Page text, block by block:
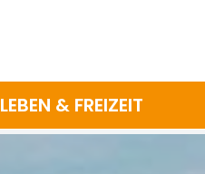
LEBEN & FREIZEIT